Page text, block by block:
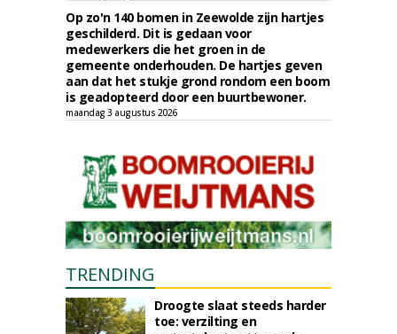
Op zo'n 140 bomen in Zeewolde zijn hartjes
geschilderd. Dit is gedaan voor
medewerkers die het groen in de
gemeente onderhouden. De hartjes geven
aan dat het stukje grond rondom een boom
is geadopteerd door een buurtbewoner.
maandag 3 augustus 2026
TRENDING
Droogte slaat steeds harder
toe: verzilting en